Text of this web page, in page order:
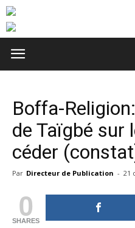
Boffa-
de Taïgbé sur
céder
Par Directeur de Publication - 21
0
SHARES